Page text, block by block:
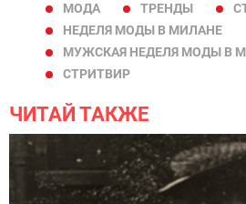
МОДА ТРЕНДЫ
НЕДЕЛЯ МОДЫ В МИЛАНЕ
МУЖСКАЯ НЕДЕЛЯ МОДЫ В
СТРИТВИР
ЧИТАЙ ТАКЖЕ